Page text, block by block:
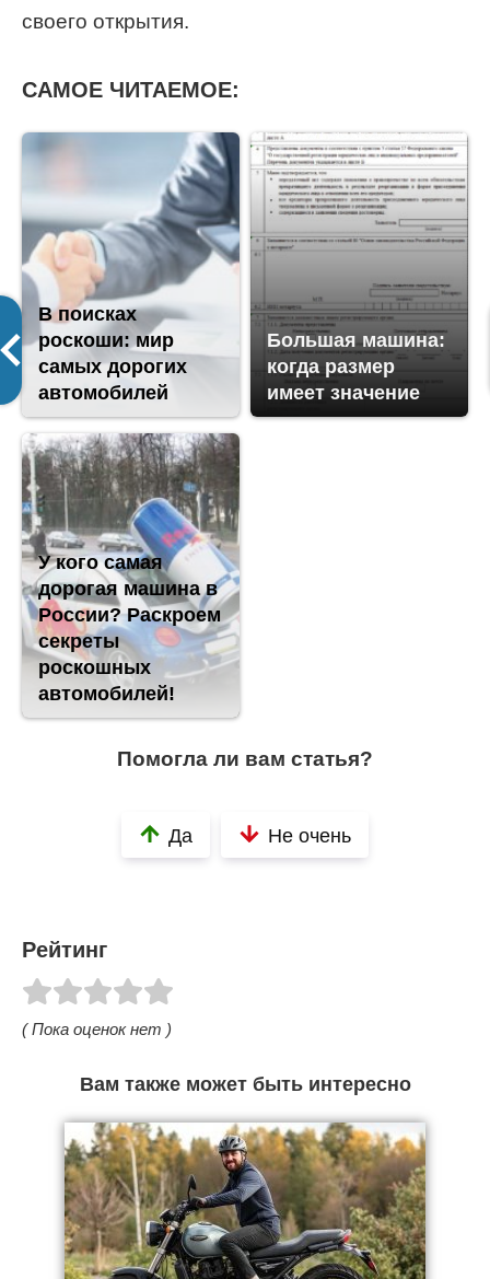
своего открытия.
САМОЕ ЧИТАЕМОЕ:
В поисках
роскоши: мир
самых дорогих
автомобилей
Большая машина:
когда размер
имеет значение
У кого самая
дорогая машина в
России? Раскроем
секреты
роскошных
автомобилей!
Помогла ли вам статья?
Да Не очень
Рейтинг
( Пока оценок нет )
Вам также может быть интересно